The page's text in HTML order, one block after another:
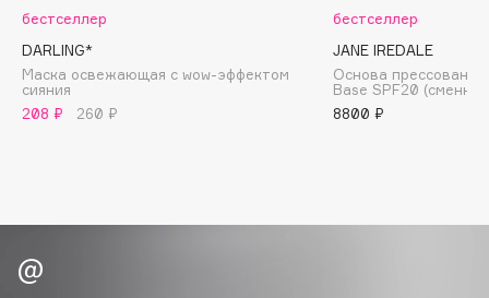
Bobbi Brown
BOOMSHOP
BORK
Brunello Cucinelli
бестселлер
DARLING*
Маска освежающая с wow-эффектом
cияния
208 ₽
260 ₽
бестселлер
JANE IREDALE
Основа
Base SPF20
8800 ₽